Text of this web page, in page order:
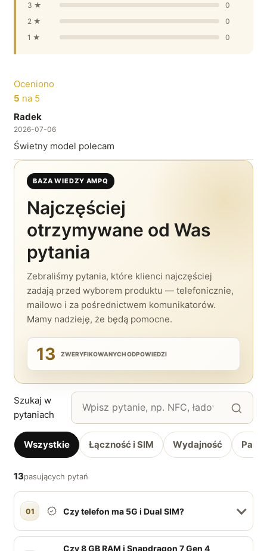
3 ★
0
2 ★
0
1 ★
0
Oceniono
5 na 5
Radek
2026-07-06
Świetny model polecam
BAZA WIEDZY AMPQ
Najczęściej
otrzymywane od Was
pytania
Zebraliśmy pytania, które klienci najczęściej
zadają przed wyborem produktu — telefonicznie,
mailowo i za pośrednictwem komunikatorów.
Mamy nadzieję, że będą pomocne.
13 ZWERYFIKOWANYCH ODPOWIEDZI
Szukaj w
pytaniach
Wszystkie Łączność i SIM Wydajność
13pasujących pytań
01 Czy telefon ma 5G i Dual SIM?
Czy 8 GB RAM i Snapdragon 7 Gen 4